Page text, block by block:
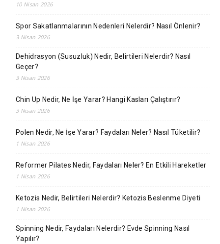
10 Nisan 2026
Spor Sakatlanmalarının Nedenleri Nelerdir? Nasıl Önlenir?
3 Nisan 2026
Dehidrasyon (Susuzluk) Nedir, Belirtileri Nelerdir? Nasıl
Geçer?
3 Nisan 2026
Chin Up Nedir, Ne İşe Yarar? Hangi Kasları Çalıştırır?
3 Nisan 2026
Polen Nedir, Ne İşe Yarar? Faydaları Neler? Nasıl Tüketilir?
1 Nisan 2026
Reformer Pilates Nedir, Faydaları Neler? En Etkili Hareketler
1 Nisan 2026
Ketozis Nedir, Belirtileri Nelerdir? Ketozis Beslenme Diyeti
1 Nisan 2026
Spinning Nedir, Faydaları Nelerdir? Evde Spinning Nasıl
Yapılır?